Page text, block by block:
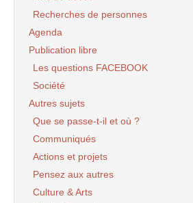
Recherches de personnes
Agenda
Publication libre
Les questions FACEBOOK
Société
Autres sujets
Que se passe-t-il et où ?
Communiqués
Actions et projets
Pensez aux autres
Culture & Arts